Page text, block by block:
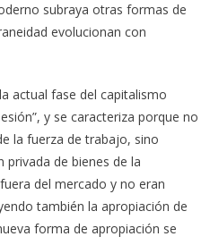
subraya otras formas de
evolucionan con
actual fase del capitalismo
y se caracteriza porque no
la fuerza de trabajo, sino
privada de bienes de la
del mercado y no eran
también la apropiación de
forma de apropiación se